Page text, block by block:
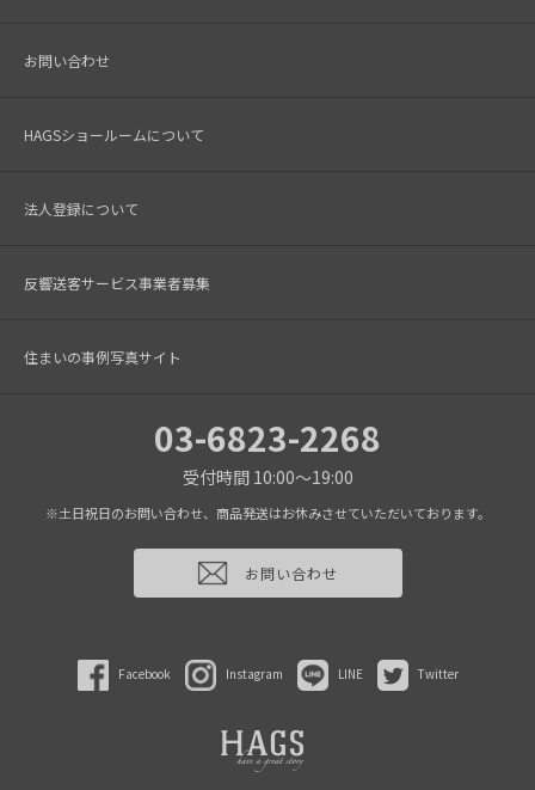
お問い合わせ
HAGSショールームについて
法人登録について
反響送客サービス事業者募集
住まいの事例写真サイト
03-6823-2268
受付時間 10:00～19:00
※土日祝日のお問い合わせ、商品発送はお休みさせていただいております。
お問い合わせ
Facebook Instagram LINE Twitter